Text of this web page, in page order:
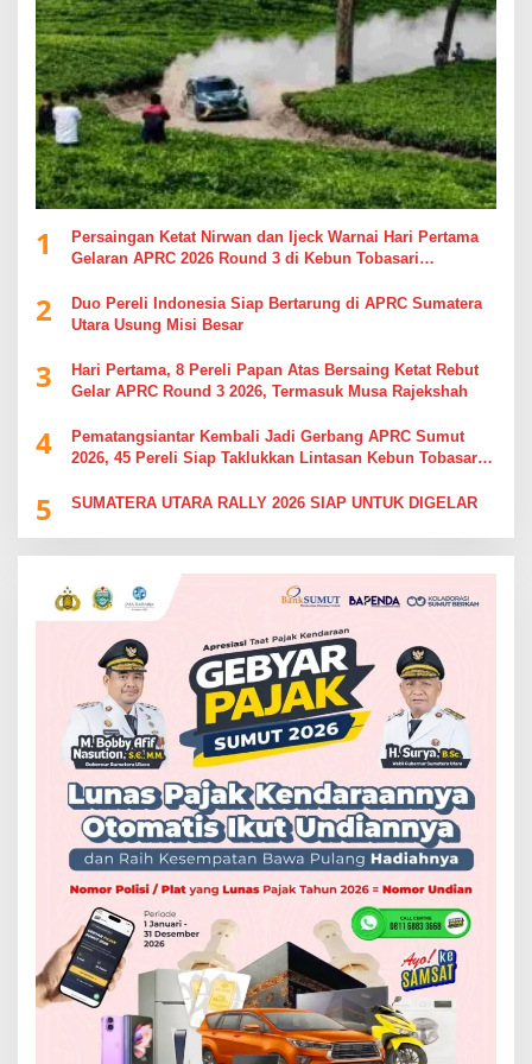
1
Persaingan Ketat Nirwan dan Ijeck Warnai Hari Pertama
Gelaran APRC 2026 Round 3 di Kebun Tobasari
2
Duo Pereli Indonesia Siap Bertarung di APRC Sumatera
Utara Usung Misi Besar
3
Hari Pertama, 8 Pereli Papan Atas Bersaing Ketat Rebut
Gelar APRC Round 3 2026, Termasuk Musa Rajekshah
4
Pematangsiantar Kembali Jadi Gerbang APRC Sumut
2026, 45 Pereli Siap Taklukkan Lintasan Kebun Tobasari
5 SUMATERA UTARA RALLY 2026 SIAP UNTUK DIGELAR